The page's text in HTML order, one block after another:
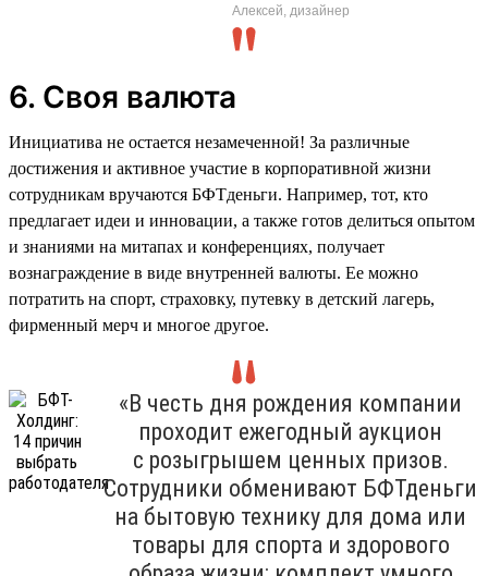
Алексей, дизайнер
6. Своя валюта
Инициатива не остается незамеченной! За различные
достижения и активное участие в корпоративной жизни
сотрудникам вручаются БФТденьги. Например, тот, кто
предлагает идеи и инновации, а также готов делиться опытом
и знаниями на митапах и конференциях, получает
вознаграждение в виде внутренней валюты. Ее можно
потратить на спорт, страховку, путевку в детский лагерь,
фирменный мерч и многое другое.
«В честь дня рождения компании
проходит ежегодный аукцион
с розыгрышем ценных призов.
Сотрудники обменивают БФТденьги
на бытовую технику для дома или
товары для спорта и здорового